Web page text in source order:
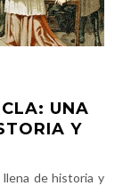
UNA
Y
llena de historia y